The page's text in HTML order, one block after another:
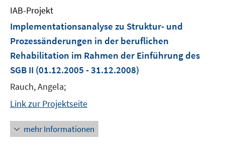
IAB-Projekt
Implementationsanalyse zu Struktur- und
Prozessänderungen in der beruflichen
Rehabilitation im Rahmen der Einführung des
SGB II (01.12.2005 - 31.12.2008)
Rauch, Angela;
Link zur Projektseite
mehr Informationen